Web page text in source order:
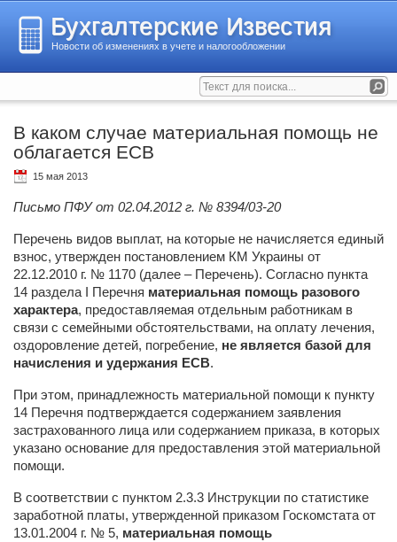
Бухгалтерские Известия
Новости об изменениях в учете и налогообложении
В каком случае материальная помощь не
облагается ЕСВ
15 мая 2013
Письмо ПФУ от 02.04.2012 г. № 8394/03-20
Перечень видов выплат, на которые не начисляется единый
взнос, утвержден постановлением КМ Украины от
22.12.2010 г. № 1170 (далее – Перечень). Согласно пункта
14 раздела I Перечня материальная помощь разового
характера, предоставляемая отдельным работникам в
связи с семейными обстоятельствами, на оплату лечения,
оздоровление детей, погребение, не является базой для
начисления и удержания ЕСВ.
При этом, принадлежность материальной помощи к пункту
14 Перечня подтверждается содержанием заявления
застрахованного лица или содержанием приказа, в которых
указано основание для предоставления этой материальной
помощи.
В соответствии с пунктом 2.3.3 Инструкции по статистике
заработной платы, утвержденной приказом Госкомстата от
13.01.2004 г. № 5, материальная помощь